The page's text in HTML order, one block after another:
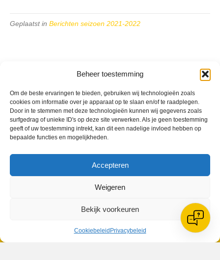
Beheer toestemming
Om de beste ervaringen te bieden, gebruiken wij technologieën zoals
cookies om informatie over je apparaat op te slaan en/of te raadplegen.
Door in te stemmen met deze technologieën kunnen wij gegevens zoals
surfgedrag of unieke ID's op deze site verwerken. Als je geen toestemming
geeft of uw toestemming intrekt, kan dit een nadelige invloed hebben op
bepaalde functies en mogelijkheden.
Accepteren
Weigeren
Bekijk voorkeuren
Cookiebeleid Privacybeleid
Geplaatst in Berichten seizoen 2021-2022
De Wending, Lotte Beesedijk 1
1705 NA Heerhugowaard
Google maps route
Reglementen